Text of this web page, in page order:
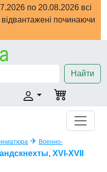
по 20.08.2026 всі
починаючи
Найти
✈ Военно-
XVI-XVII